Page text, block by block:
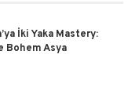
İki Yaka Mastery:
Bohem Asya